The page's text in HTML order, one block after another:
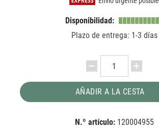
Disponibilidad:
Plazo de entrega: 1-3 días
AÑADIR A LA CESTA
N.º artículo: 120004955